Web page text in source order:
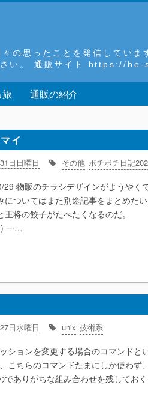
の思ったことを発信してい
さい。 通販サイト https://
通販の紹介
イ
日日曜日 その他 ボチボチ日記
物販のチラシデザインがようやくで
についてはまた別途記事をまとめた
王将の餃子がたべたくなるのだ。
) 一…
日水曜日 unix 技術系
ションを変更する場合のコマンドと
こちらのコマンドたまにしか使わず
でありがちな組み合わせを残してお